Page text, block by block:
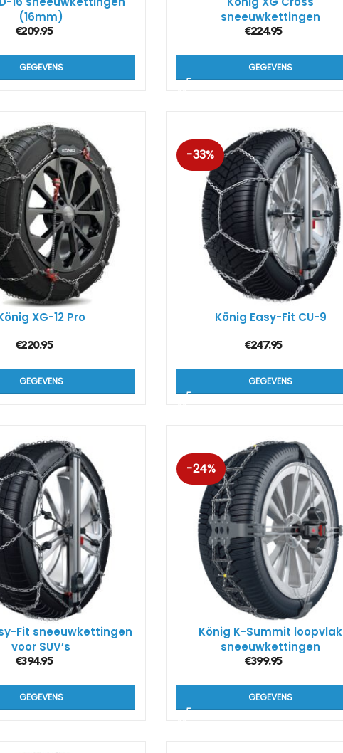
(16mm)
€209.95
GEGEVENS
sneeuwkettingen
€224.95
GEGEVENS
XG-12 Pro
€220.95
GEGEVENS
-33%
König Easy-Fit CU-9
€247.95
GEGEVENS
Fit sneeuwkettingen
voor SUV’s
€394.95
GEGEVENS
-24%
König K-Summit loopvlak
sneeuwkettingen
€399.95
GEGEVENS